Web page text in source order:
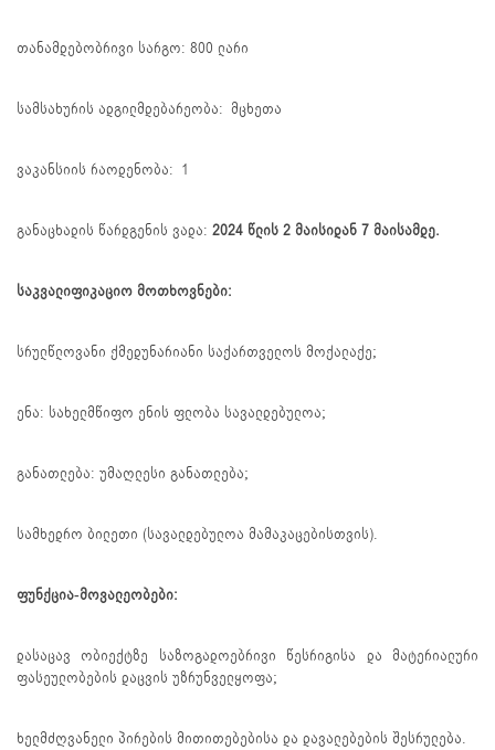
თანამდებობრივი სარგო: 800 ლარი
სამსახურის ადგილმდებარეობა: მცხეთა
ვაკანსიის რაოდენობა: 1
განაცხადის წარდგენის ვადა: 2024 წლის 2 მაისიდან 7 მაისამდე.
საკვალიფიკაციო მოთხოვნები:
სრულწლოვანი ქმედუნარიანი საქართველოს მოქალაქე;
ენა: სახელმწიფო ენის ფლობა სავალდებულოა;
განათლება: უმაღლესი განათლება;
სამხედრო ბილეთი (სავალდებულოა მამაკაცებისთვის).
ფუნქცია-მოვალეობები:
დასაცავ ობიექტზე საზოგადოებრივი წესრიგისა და მატერიალური
ფასეულობების დაცვის უზრუნველყოფა;
ხელმძღვანელი პირების მითითებებისა და დავალებების შესრულება.